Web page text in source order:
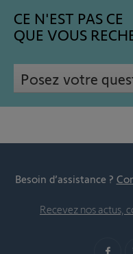
CE N'EST PAS CE
QUE VOUS
Posez votre
Besoin d’assistance ?
Recevez nos actus,